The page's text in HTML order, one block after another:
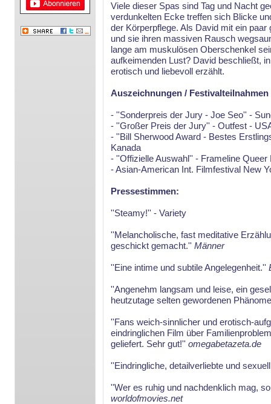
Viele dieser Spas sind Tag und Nacht
verdunkelten Ecke treffen sich Blicke
der Körperpflege. Als David mit ein
und sie ihren massiven Rausch
lange am muskulösen Oberschenkel
aufkeimenden Lust? David beschließt,
erotisch und liebevoll erzählt.
Auszeichnungen /
- ''Sonderpreis der Jury - Joe Seo'' -
- ''Großer Preis der Jury'' - Outfest -
- ''Bill Sherwood Award - Bestes
Kanada
- ''Offizielle Auswahl'' - Frameline
- Asian-American Int. Filmfestival New
Pressestimmen:
''Steamy!'' - Variety
''Melancholische, fast meditative
geschickt gemacht.'' Männer
''Eine intime und subtile Angelegenheit.''
''Angenehm langsam und leise, ein
heutzutage selten gewordenen
''Fans weich-sinnlicher und erotisch-
eindringlichen Film über
geliefert. Sehr gut!'' omegabetazeta.de
''Eindringliche, detailverliebte und
''Wer es ruhig und nachdenklich mag,
worldofmovies.net